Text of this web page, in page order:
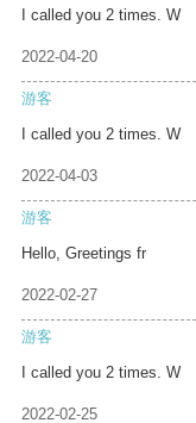
I called you 2 times. W
2022-04-20
游客
I called you 2 times. W
2022-04-03
游客
Hello, Greetings fr
2022-02-27
游客
I called you 2 times. W
2022-02-25